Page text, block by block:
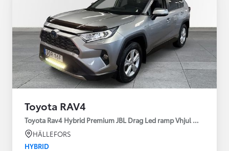
Toyota RAV4
Toyota Rav4 Hybrid Premium JBL Drag Led ramp Vhjul motorv
HÄLLEFORS
HYBRID